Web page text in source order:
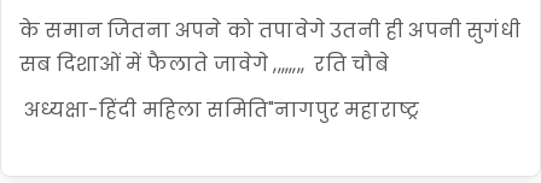
के समान जितना अपने को तपावेगे उतनी ही अपनी सुगंधी
सब दिशाओं में फैलाते जावेगे ,,,,,,,, रति चौबे
अध्यक्षा-हिंदी महिला समिति"नागपुर महाराष्ट्र